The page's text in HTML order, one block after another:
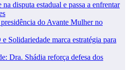
disputa estadual e passa a enfrentar
presidência do Avante Mulher no
Solidariedade marca estratégia para
Dra. Shádia reforça defesa dos